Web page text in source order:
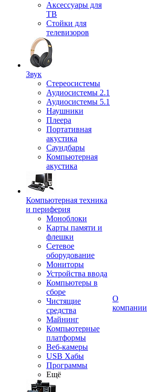
Аксессуары для
ТВ
Стойки для
телевизоров
Звук
Стереосистемы
Аудиосистемы 2.1
Аудиосистемы 5.1
Наушники
Плеера
Портативная
акустика
Саундбары
Компьютерная
акустика
Компьютерная техника
и периферия
Моноблоки
Карты памяти и
флешки
Сетевое
оборудование
Мониторы
Устройства ввода
Компьютеры в
сборе
Чистящие
средства
Майнинг
Компьютерные
платформы
Веб-камеры
USB Хабы
Программы
Ещё
О
компании